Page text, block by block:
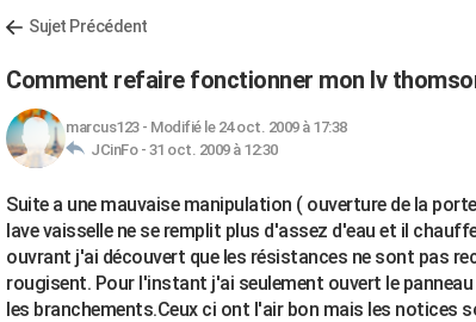
Sujet Précédent
Comment refaire fonctionner mon lv
marcus123- Modifié le 24 oct. 2009 à 17:38
JCinFo - 31 oct. 2009 à 12:30
Suite a une mauvaise manipulation ( ouverture de la
lave vaisselle ne se remplit plus d'assez d'eau et il
ouvrant j'ai découvert que les résistances ne sont pas
rougisent. Pour l'instant j'ai seulement ouvert le
les branchements.Ceux ci ont l'air bon mais les notices